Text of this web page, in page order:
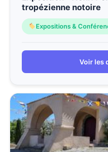
tropézienne notoire
Expositions &
Voir les